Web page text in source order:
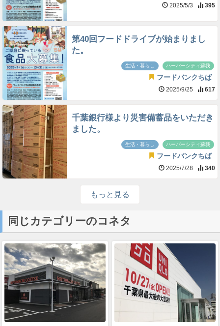
2025/5/3 395
第40回フードドライブが始まりまし
た。
生活・暮らし ハーバーシティ蘇我
フードバンクちば
2025/9/25 617
千葉銀行様より災害備蓄品をいただき
ました。
生活・暮らし ハーバーシティ蘇我
フードバンクちば
2025/7/28 340
もっと見る
同じカテゴリーのコネタ